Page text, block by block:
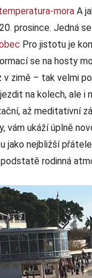
mora A
prosince. Jedná
Pro jistotu je
se na hosty
v zimě – tak velmi
na kolech, ale i
až meditativní
vám ukáží úplně
jako nejbližší
rodinná